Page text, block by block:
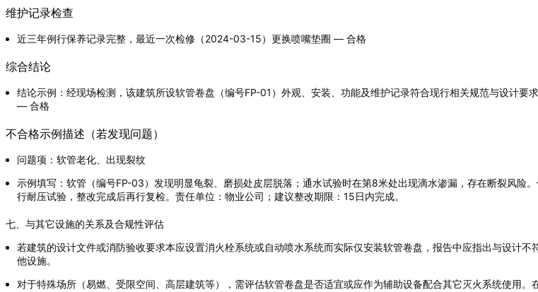
维护记录检查
近三年例行保养记录完整，最近一次检修（2024-03-15）更换喷嘴垫圈 — 合格
综合结论
结论示例：经现场检测，该建筑所设软管卷盘（编号FP-01）外观、安装、功能及维护记录符合现行相关规范与设计要
— 合格
不合格示例描述（若发现问题）
问题项：软管老化、出现裂纹
示例填写：软管（编号FP-03）发现明显龟裂、磨损处皮层脱落；通水试验时在第8米处出现滴水渗漏，存在断裂风
行耐压试验，整改完成后再行复检。责任单位：物业公司；建议整改期限：15日内完成。
七、与其它设施的关系及合规性评估
若建筑的设计文件或消防验收要求本应设置消火栓系统或自动喷水系统而实际仅安装软管卷盘，报告中应指出与设计
他设施。
对于特殊场所（易燃、受限空间、高层建筑等），需评估软管卷盘是否适宜或应作为辅助设备配合其它灭火系统使用。